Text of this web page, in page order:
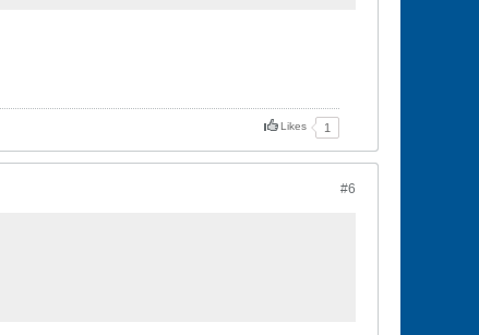
Likes 1
#6